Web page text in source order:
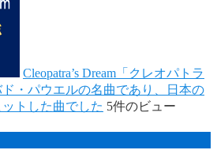
Cleopatra’s Dream「クレオパトラ
・パウエルの名曲であり、日本の
トした曲でした 5件のビュー